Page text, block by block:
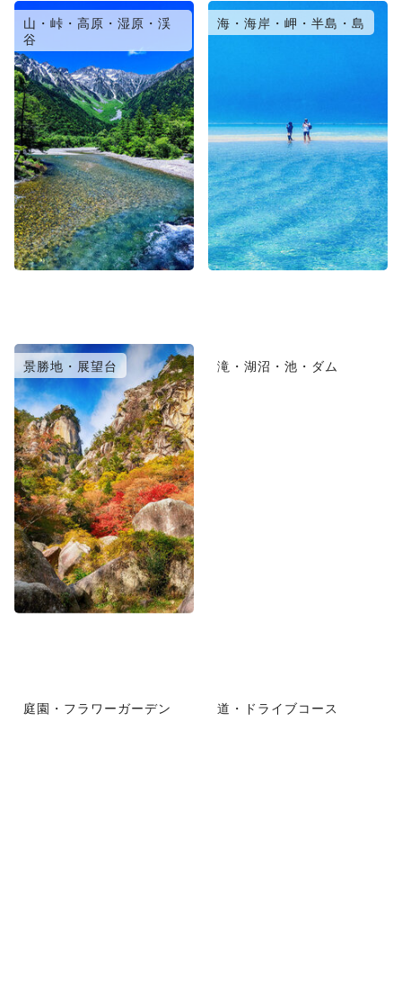
山・峠・高原・湿原・渓
谷
海・海岸・岬・半島・島
景勝地・展望台 滝・湖沼・池・ダム
庭園・フラワーガーデン 道・ドライブコース